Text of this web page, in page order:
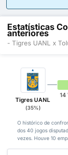
Estatísticas
anteriores
- Tigres UANL x
Tigres UANL
(35%)
14
O histórico de
dos 40 jogos
vezes. Houve 10